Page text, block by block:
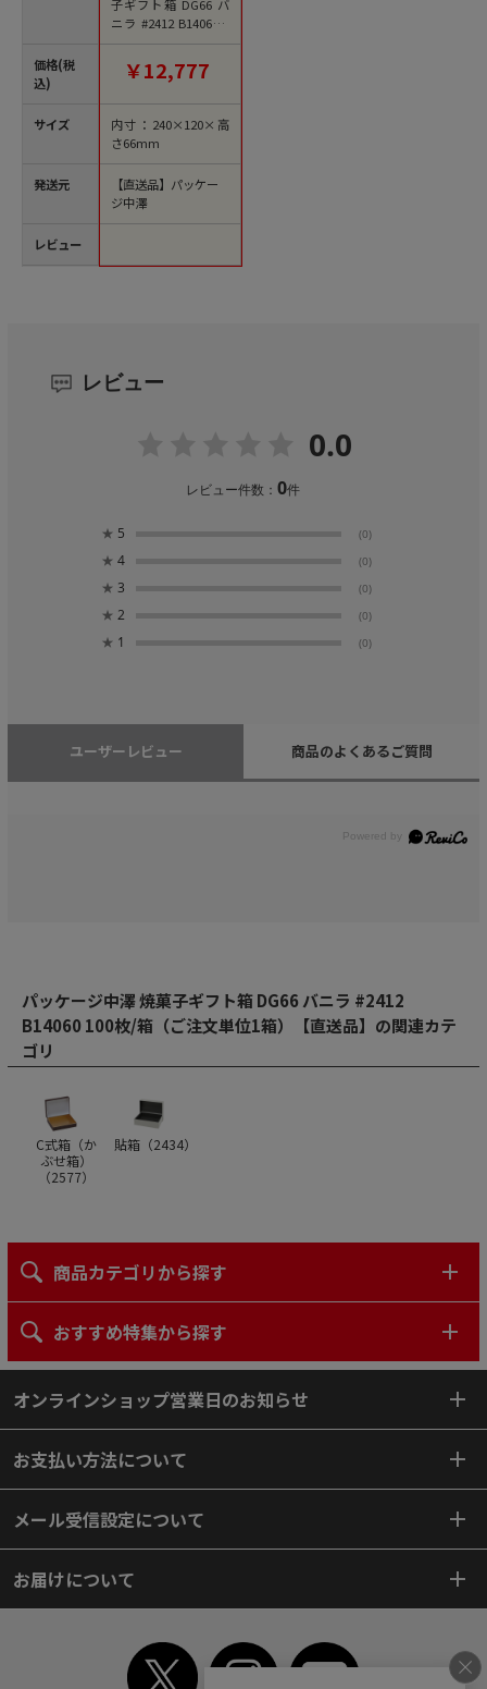
価格(税
込)
サイズ
発送元
レビュー
子ギフト箱 DG66 バ
ニラ #2412 B14060 1
00枚/箱（ご注文単位
￥12,777
内寸：240×120×高
さ66mm
【直送品】パッケー
ジ中澤
レビュー
0.0
レビュー件数：0件
★ 5 (0)
★ 4 (0)
★ 3 (0)
★ 2 (0)
★ 1 (0)
ユーザーレビュー 商品のよくあるご質問
パッケージ中澤 焼菓子ギフト箱 DG66 バニラ #2412
B14060 100枚/箱（ご注文単位1箱）【直送品】の関連カテ
ゴリ
C式箱（か
ぶせ箱）
（2577）
貼箱（2434）
商品カテゴリから探す
おすすめ特集から探す
オンラインショップ営業日のお知らせ
お支払い方法について
メール受信設定について
お届けについて